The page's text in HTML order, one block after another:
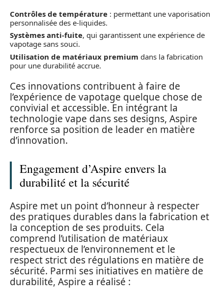
Contrôles de température : permettant une vaporisation
personnalisée des e-liquides.
Systèmes anti-fuite, qui garantissent une expérience de
vapotage sans souci.
Utilisation de matériaux premium dans la fabrication
pour une durabilité accrue.
Ces innovations contribuent à faire de
l’expérience de vapotage quelque chose de
convivial et accessible. En intégrant la
technologie vape dans ses designs, Aspire
renforce sa position de leader en matière
d’innovation.
Engagement d’Aspire envers la
durabilité et la sécurité
Aspire met un point d’honneur à respecter
des pratiques durables dans la fabrication et
la conception de ses produits. Cela
comprend l’utilisation de matériaux
respectueux de l’environnement et le
respect strict des régulations en matière de
sécurité. Parmi ses initiatives en matière de
durabilité, Aspire a réalisé :